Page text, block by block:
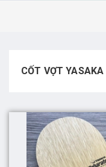
CỐT VỢT YASAKA